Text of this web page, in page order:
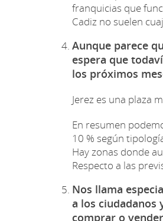
franquicias que
Cadiz no suelen
Aunque parece
espera que
los próximos
Jerez es una plaza
En resumen
10 % según
Hay zonas donde
Respecto a las
Nos llama
a los ciudadanos
comprar o